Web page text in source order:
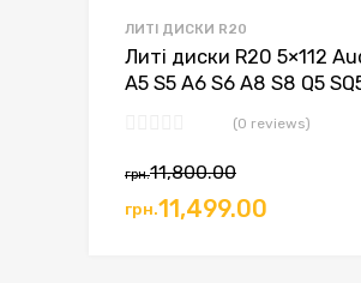
ЛИТІ ДИСКИ R20
Литі диски R20 5×112
A5 S5 A6 S6 A8 S8 Q5
(0 reviews)
грн.11,800.00
грн.11,499.00